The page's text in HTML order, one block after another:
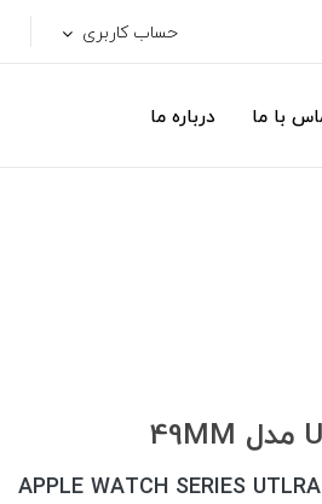
حساب کاربری
با ما درباره ما
APPLE WATCH SERIES